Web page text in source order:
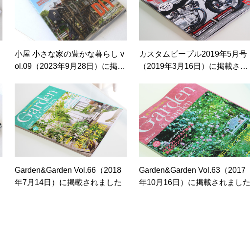
小屋 小さな家の豊かな暮らし v
ol.09（2023年9月28日）に掲載
カスタムピープル2019年5月号
（2019年3月16日）に掲載され
Garden&Garden Vol.66（2018
年7月14日）に掲載されました
Garden&Garden Vol.63（2017
年10月16日）に掲載されました